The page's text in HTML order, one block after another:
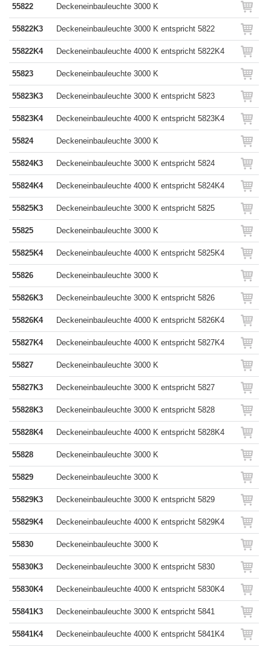
55822 Deckeneinbauleuchte 3000 K
55822K3 Deckeneinbauleuchte 3000 K entspricht 5822
55822K4 Deckeneinbauleuchte 4000 K entspricht 5822K4
55823 Deckeneinbauleuchte 3000 K
55823K3 Deckeneinbauleuchte 3000 K entspricht 5823
55823K4 Deckeneinbauleuchte 4000 K entspricht 5823K4
55824 Deckeneinbauleuchte 3000 K
55824K3 Deckeneinbauleuchte 3000 K entspricht 5824
55824K4 Deckeneinbauleuchte 4000 K entspricht 5824K4
55825K3 Deckeneinbauleuchte 3000 K entspricht 5825
55825 Deckeneinbauleuchte 3000 K
55825K4 Deckeneinbauleuchte 4000 K entspricht 5825K4
55826 Deckeneinbauleuchte 3000 K
55826K3 Deckeneinbauleuchte 3000 K entspricht 5826
55826K4 Deckeneinbauleuchte 4000 K entspricht 5826K4
55827K4 Deckeneinbauleuchte 4000 K entspricht 5827K4
55827 Deckeneinbauleuchte 3000 K
55827K3 Deckeneinbauleuchte 3000 K entspricht 5827
55828K3 Deckeneinbauleuchte 3000 K entspricht 5828
55828K4 Deckeneinbauleuchte 4000 K entspricht 5828K4
55828 Deckeneinbauleuchte 3000 K
55829 Deckeneinbauleuchte 3000 K
55829K3 Deckeneinbauleuchte 3000 K entspricht 5829
55829K4 Deckeneinbauleuchte 4000 K entspricht 5829K4
55830 Deckeneinbauleuchte 3000 K
55830K3 Deckeneinbauleuchte 3000 K entspricht 5830
55830K4 Deckeneinbauleuchte 4000 K entspricht 5830K4
55841K3 Deckeneinbauleuchte 3000 K entspricht 5841
55841K4 Deckeneinbauleuchte 4000 K entspricht 5841K4